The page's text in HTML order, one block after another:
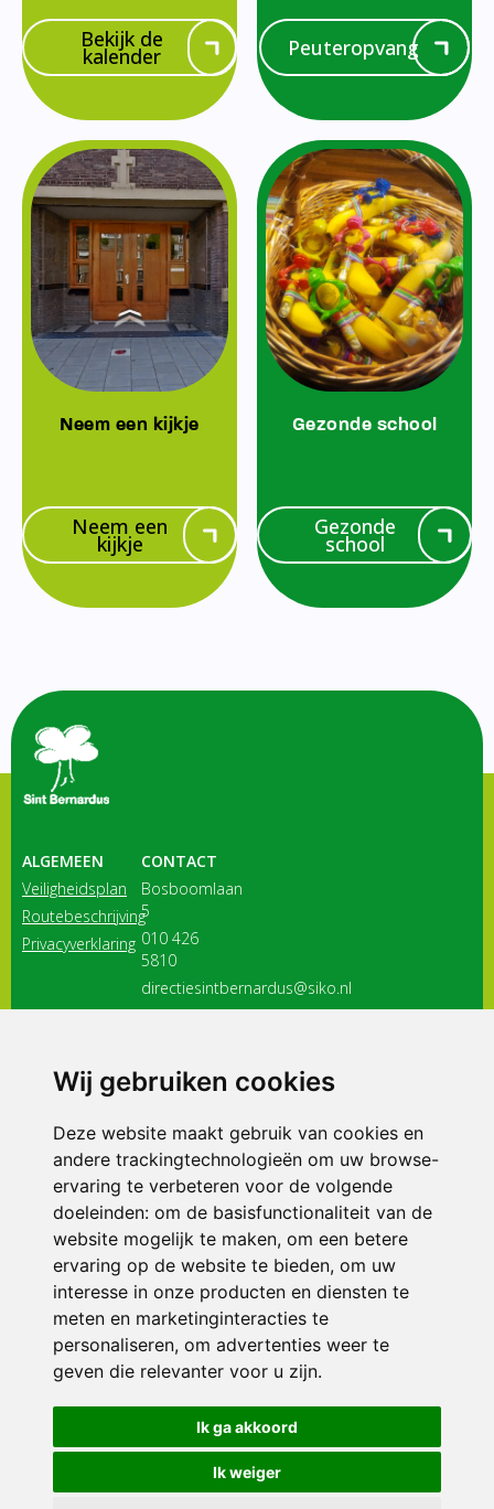
Wij gebruiken cookies
Deze website maakt gebruik van cookies en
andere trackingtechnologieën om uw browse-
ervaring te verbeteren voor de volgende
doeleinden: om de basisfunctionaliteit van de
website mogelijk te maken, om een betere
ervaring op de website te bieden, om uw
interesse in onze producten en diensten te
meten en marketinginteracties te
personaliseren, om advertenties weer te
geven die relevanter voor u zijn.
Ik ga akkoord
Ik weiger
Bekijk de
kalender Peuteropvang
Neem een kijkje
Neem een
kijkje
Gezonde school
Gezonde
school
ALGEMEEN
Veiligheidsplan
Routebeschrijving
Privacyverklaring
CONTACT
Bosboomlaan
5
010 426
5810
directiesintbernardus@siko.nl
3116 JB
ONDERDEEL VAN
© 2026 Sint Bernardus | Alle rechten voorbehouden
Privacy policy|Disclaimer| Klachtenregeling|RSIN en Anbi
voorkeuren
Crealisatie The MindOffice